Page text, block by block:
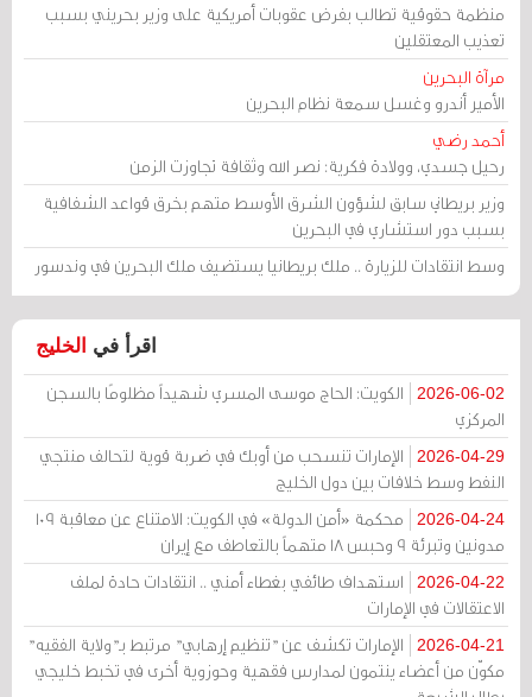
منظمة حقوقية تطالب بفرض عقوبات أمريكية على وزير بحريني بسبب
تعذيب المعتقلين
مرآة البحرين
الأمير أندرو وغسل سمعة نظام البحرين
أحمد رضي
رحيل جسدي، وولادة فكرية: نصر الله وثقافة تجاوزت الزمن
وزير بريطاني سابق لشؤون الشرق الأوسط متهم بخرق قواعد الشفافية
بسبب دور استشاري في البحرين
وسط انتقادات للزيارة .. ملك بريطانيا يستضيف ملك البحرين في وندسور
اقرأ في الخليج
2026-06-02
الكويت: الحاج موسى المسري شهيداً مظلومًا بالسجن
المركزي
2026-04-29
الإمارات تنسحب من أوبك في ضربة قوية لتحالف منتجي
النفط وسط خلافات بين دول الخليج
2026-04-24
محكمة «أمن الدولة» في الكويت: الامتناع عن معاقبة 109
مدونين وتبرئة 9 وحبس 18 متهماً بالتعاطف مع إيران
2026-04-22
استهداف طائفي بغطاء أمني .. انتقادات حادة لملف
الاعتقالات في الإمارات
2026-04-21
الإمارات تكشف عن "تنظيم إرهابي" مرتبط بـ"ولاية الفقيه"
مكوّن من أعضاء ينتمون لمدارس فقهية وحوزوية أخرى في تخبط خليجي